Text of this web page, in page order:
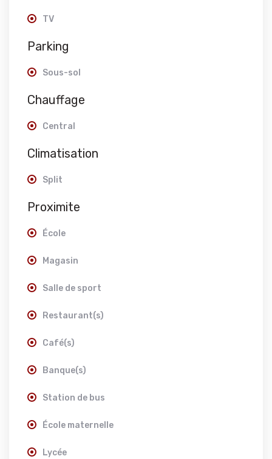
TV
Parking
Sous-sol
Chauffage
Central
Climatisation
Split
Proximite
École
Magasin
Salle de sport
Restaurant(s)
Café(s)
Banque(s)
Station de bus
École maternelle
Lycée